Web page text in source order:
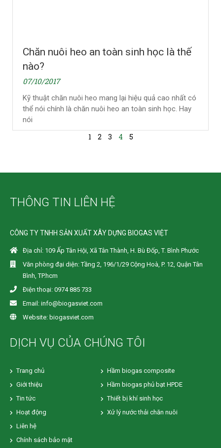
Chăn nuôi heo an toàn sinh học là thế
nào?
07/10/2017
Kỹ thuật chăn nuôi heo mang lại hiệu quả cao nhất có
thể nói chính là chăn nuôi heo an toàn sinh học. Hay
nói
1 2 3 4 5
THÔNG TIN LIÊN HỆ
CÔNG TY TNHH SẢN XUẤT XÂY DỰNG BIOGAS VIỆT
Địa chỉ: 109 Ấp Tân Hội, Xã Tân Thành, H. Bù Đốp, T. Bình Phước
Văn phòng đại diện: Tầng 2, 196/1/29 Cộng Hoà, P. 12, Quận Tân
Bình, TP.hcm
Điện thoại: 0974 885 733
Email: info@biogasviet.com
Website: biogasviet.com
DỊCH VỤ CỦA CHÚNG TÔI
Trang chủ
Giới thiệu
Tin tức
Hoạt động
Liên hệ
Chính sách bảo mật
Hầm biogas composite
Hầm biogas phủ bạt HPDE
Thiết bị khí sinh học
Xử lý nước thải chăn nuôi